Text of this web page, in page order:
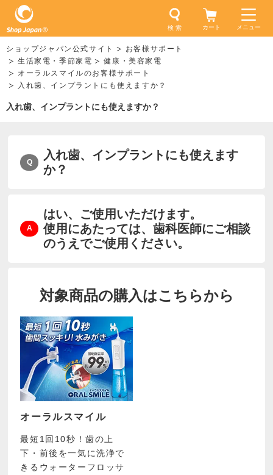
メニュー
検 索 カート
ショップジャパン公式サイト
お客様サポート
生活家電・季節家電
健康・美容家電
オーラルスマイルのお客様サポート
入れ歯、インプラントにも使えますか？
入れ歯、インプラントにも使えますか？
入れ歯、インプラントにも使えます
か？
はい、ご使用いただけます。
使用にあたっては、歯科医師にご相談
のうえでご使用ください。
対象商品の購入はこちらから
オーラルスマイル
最短1回10秒！歯の上
下・前後を一気に洗浄で
きるウォーターフロッサ